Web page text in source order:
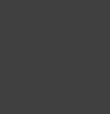
zoektips.
zoektips.